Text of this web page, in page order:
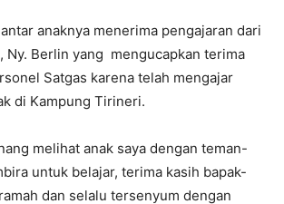
anaknya menerima pengajaran dari
Ny. Berlin yang mengucapkan terima
Satgas karena telah mengajar
di Kampung Tirineri.
melihat anak saya dengan teman-
untuk belajar, terima kasih bapak-
dan selalu tersenyum dengan